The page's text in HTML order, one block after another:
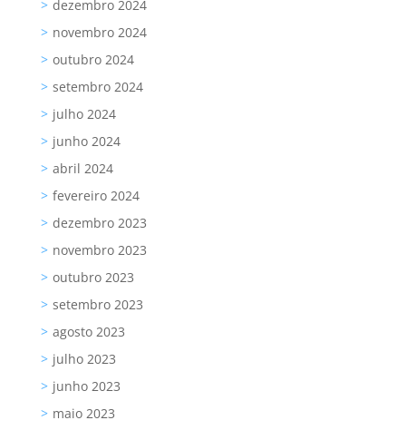
dezembro 2024
novembro 2024
outubro 2024
setembro 2024
julho 2024
junho 2024
abril 2024
fevereiro 2024
dezembro 2023
novembro 2023
outubro 2023
setembro 2023
agosto 2023
julho 2023
junho 2023
maio 2023